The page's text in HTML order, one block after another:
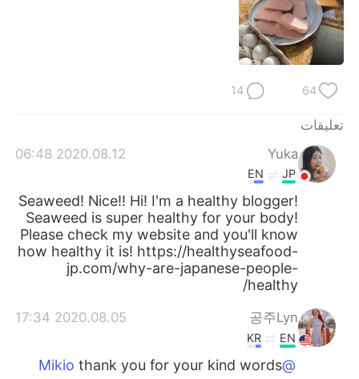
64
14
تعليقات
Yuka
2020.08.12 06:48
JP
EN
Seaweed! Nice!! Hi! I'm a healthy blogger!
Seaweed is super healthy for your body!
Please check my website and you'll know
how healthy it is! https://healthyseafood-
jp.com/why-are-japanese-people-
healthy/
공주Lyn
2020.08.05 17:34
EN
KR
@Mikio
thank you for your kind words